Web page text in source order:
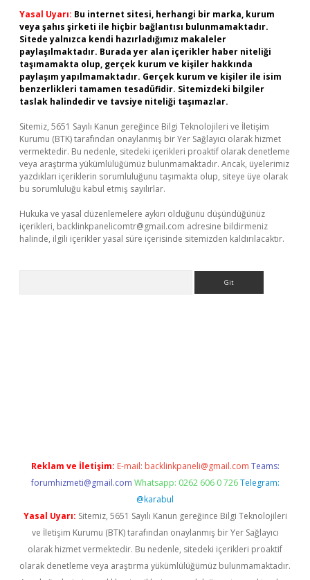
Yasal Uyarı: Bu internet sitesi, herhangi bir marka, kurum
veya şahıs şirketi ile hiçbir bağlantısı bulunmamaktadır.
Sitede yalnızca kendi hazırladığımız makaleler
paylaşılmaktadır. Burada yer alan içerikler haber niteliği
taşımamakta olup, gerçek kurum ve kişiler hakkında
paylaşım yapılmamaktadır. Gerçek kurum ve kişiler ile isim
benzerlikleri tamamen tesadüfidir. Sitemizdeki bilgiler
taslak halindedir ve tavsiye niteliği taşımazlar.
Sitemiz, 5651 Sayılı Kanun gereğince Bilgi Teknolojileri ve İletişim
Kurumu (BTK) tarafından onaylanmış bir Yer Sağlayıcı olarak hizmet
vermektedir. Bu nedenle, sitedeki içerikleri proaktif olarak denetleme
veya araştırma yükümlülüğümüz bulunmamaktadır. Ancak, üyelerimiz
yazdıkları içeriklerin sorumluluğunu taşımakta olup, siteye üye olarak
bu sorumluluğu kabul etmiş sayılırlar.
Hukuka ve yasal düzenlemelere aykırı olduğunu düşündüğünüz
içerikleri, backlinkpanelicomtr@gmail.com adresine bildirmeniz
halinde, ilgili içerikler yasal süre içerisinde sitemizden kaldırılacaktır.
Reklam ve İletişim: E-mail: backlinkpaneli@gmail.com Teams:
forumhizmeti@gmail.com Whatsapp: 0262 606 0 726 Telegram:
@karabul
Yasal Uyarı: Sitemiz, 5651 Sayılı Kanun gereğince Bilgi Teknolojileri
ve İletişim Kurumu (BTK) tarafından onaylanmış bir Yer Sağlayıcı
olarak hizmet vermektedir. Bu nedenle, sitedeki içerikleri proaktif
olarak denetleme veya araştırma yükümlülüğümüz bulunmamaktadır.